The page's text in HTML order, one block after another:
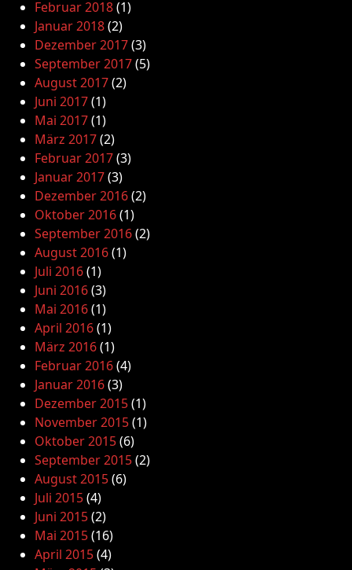
Februar 2018(1)
Januar 2018(2)
Dezember 2017(3)
September 2017(5)
August 2017(2)
Juni 2017(1)
Mai 2017(1)
März 2017(2)
Februar 2017(3)
Januar 2017(3)
Dezember 2016(2)
Oktober 2016(1)
September 2016(2)
August 2016(1)
Juli 2016(1)
Juni 2016(3)
Mai 2016(1)
April 2016(1)
März 2016(1)
Februar 2016(4)
Januar 2016(3)
Dezember 2015(1)
November 2015(1)
Oktober 2015(6)
September 2015(2)
August 2015(6)
Juli 2015(4)
Juni 2015(2)
Mai 2015(16)
April 2015(4)